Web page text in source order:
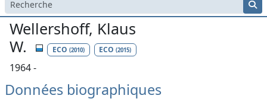
Wellershoff, Klaus
W.
ECO (2010) ECO(2015)
1964 -
Données biographiques